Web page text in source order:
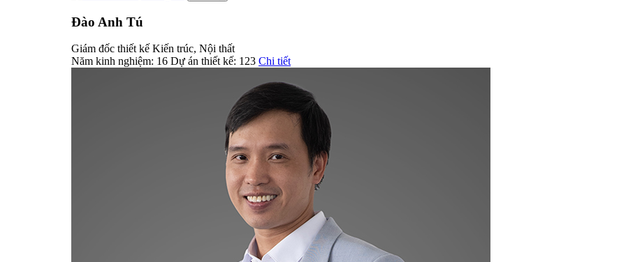
Đào Anh Tú
Giám đốc thiết kế Kiến trúc, Nội thất
Năm kinh nghiệm: 16 Dự án thiết kế: 123 Chi tiết